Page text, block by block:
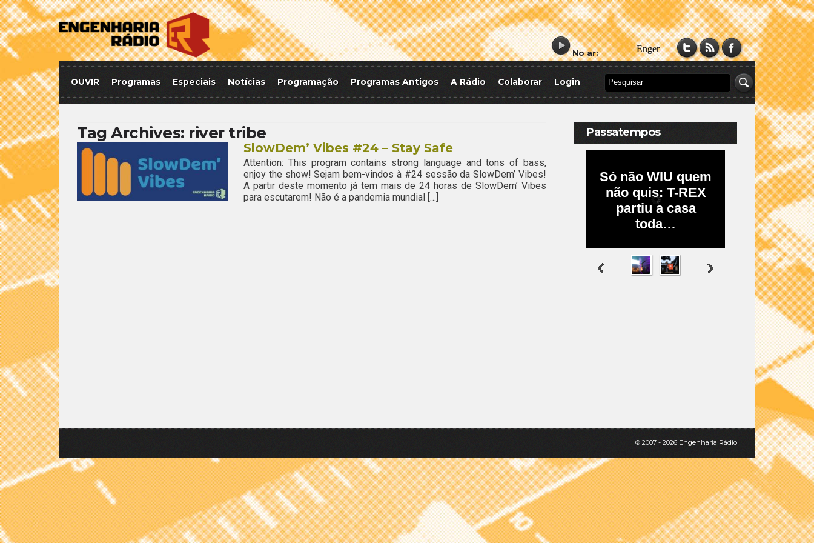
No ar:
OUVIR Programas Especiais Notícias Programação Programas Antigos A Rádio Colaborar Login
Tag Archives: river tribe
SlowDem’ Vibes #24 – Stay Safe
Attention: This program contains strong language and tons of bass,
enjoy the show! Sejam bem-vindos à #24 sessão da SlowDem’ Vibes!
A partir deste momento já tem mais de 24 horas de SlowDem’ Vibes
para escutarem! Não é a pandemia mundial […]
Passatempos
© 2007 - 2026 Engenharia Rádio